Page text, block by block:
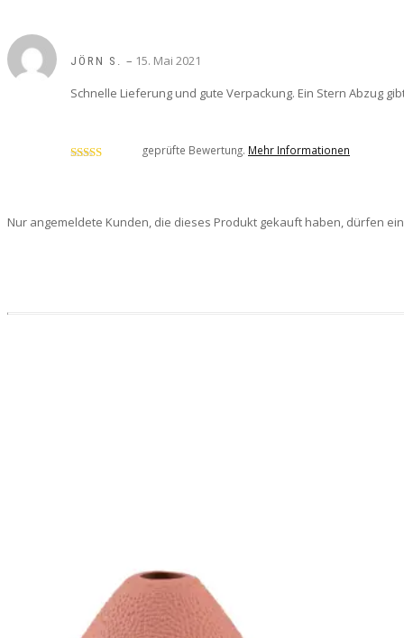
JÖRN S. – 15. Mai 2021
Schnelle Lieferung und gute Verpackung. Ein Stern Abzug
geprüfte Bewertung. Mehr Informationen
Nur angemeldete Kunden, die dieses Produkt gekauft haben, dürfen